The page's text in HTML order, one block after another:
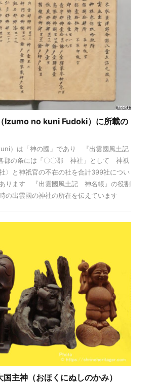
Izumo no kuni Fudoki）に所載の
）は「神の國」であり 『出雲國風土記
各郡の条には「〇〇郡 神社」として 神祇
〉と神祇官の不在の社を合計399社につい
ります 『出雲國風土記 神名帳』の役割
出雲國の神社の所在を伝えています
主神（おほくにぬしのかみ）